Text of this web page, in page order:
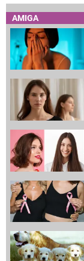
AMIGA